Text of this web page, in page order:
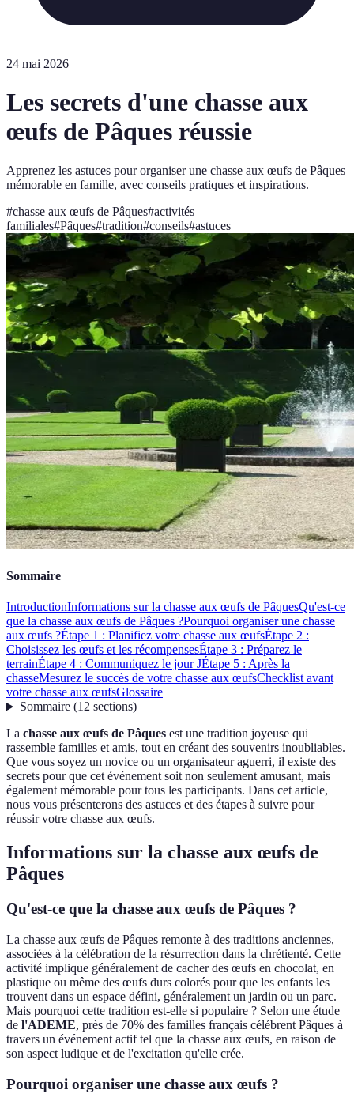
24 mai 2026
Les secrets d'une chasse aux
œufs de Pâques réussie
Apprenez les astuces pour organiser une chasse aux œufs de Pâques
mémorable en famille, avec conseils pratiques et inspirations.
#chasse aux œufs de Pâques#activités
familiales#Pâques#tradition#conseils#astuces
Sommaire
IntroductionInformations sur la chasse aux œufs de PâquesQu'est-ce
que la chasse aux œufs de Pâques ?Pourquoi organiser une chasse
aux œufs ?Étape 1 : Planifiez votre chasse aux œufsÉtape 2 :
Choisissez les œufs et les récompensesÉtape 3 : Préparez le
terrainÉtape 4 : Communiquez le jour JÉtape 5 : Après la
chasseMesurez le succès de votre chasse aux œufsChecklist avant
votre chasse aux œufsGlossaire
Sommaire(12 sections)
La chasse aux œufs de Pâques est une tradition joyeuse qui
rassemble familles et amis, tout en créant des souvenirs inoubliables.
Que vous soyez un novice ou un organisateur aguerri, il existe des
secrets pour que cet événement soit non seulement amusant, mais
également mémorable pour tous les participants. Dans cet article,
nous vous présenterons des astuces et des étapes à suivre pour
réussir votre chasse aux œufs.
Informations sur la chasse aux œufs de
Pâques
Qu'est-ce que la chasse aux œufs de Pâques ?
La chasse aux œufs de Pâques remonte à des traditions anciennes,
associées à la célébration de la résurrection dans la chrétienté. Cette
activité implique généralement de cacher des œufs en chocolat, en
plastique ou même des œufs durs colorés pour que les enfants les
trouvent dans un espace défini, généralement un jardin ou un parc.
Mais pourquoi cette tradition est-elle si populaire ? Selon une étude
de l'ADEME, près de 70% des familles français célébrent Pâques à
travers un événement actif tel que la chasse aux œufs, en raison de
son aspect ludique et de l'excitation qu'elle crée.
Pourquoi organiser une chasse aux œufs ?